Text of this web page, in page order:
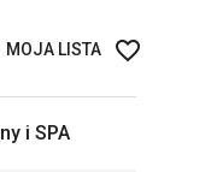
MOJA LISTA
i SPA